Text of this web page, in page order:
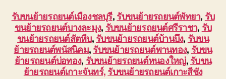
รับขนย้ายรถยนต์เมืองชลบุรี,รับขนย้ายรถยนต์พัทยา, รับ
ขนย้ายรถยนต์บางละมุง, รับขนย้ายรถยนต์ศรีราชา, รับ
ขนย้ายรถยนต์สัตหีบ,รับขนย้ายรถยนต์บ้านบึง, รับขน
ย้ายรถยนต์พนัสนิคม,รับขนย้ายรถยนต์พานทอง, รับขน
ย้ายรถยนต์บ่อทอง, รับขนย้ายรถยนต์หนองใหญ่,รับขน
ย้ายรถยนต์เกาะจันทร์,รับขนย้ายรถยนต์เกาะสีชัง